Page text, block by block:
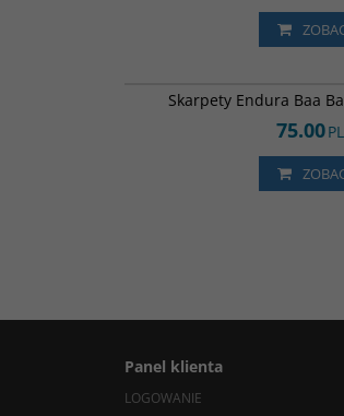
Skarpety Endura Baa
75.00
Panel klienta
LOGOWANIE